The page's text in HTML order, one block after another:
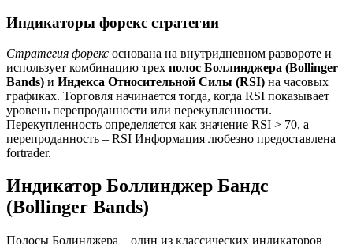
Индикаторы форекс стратегии
Стратегия форекс основана на внутридневном развороте и
использует комбинацию трех полос Боллинджера (Bollinger
Bands) и Индекса Относительной Силы (RSI) на часовых
графиках. Торговля начинается тогда, когда RSI показывает
уровень перепроданности или перекупленности.
Перекупленность определяется как значение RSI > 70, а
перепроданность – RSI Информация любезно предоставлена
fortrader.
Индикатор Боллинджер Бандс
(Bollinger Bands)
Полосы Болинджера – один из классических индикаторов